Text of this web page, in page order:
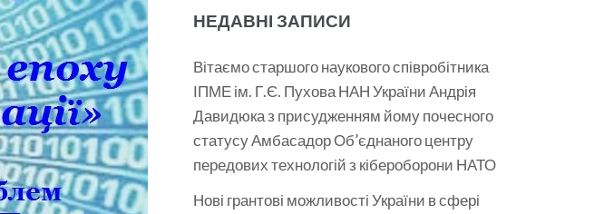
НЕДАВНІ ЗАПИСИ
Вітаємо старшого наукового співробітника
ІПМЕ ім. Г.Є. Пухова НАН України Андрія
Давидюка з присудженням йому почесного
статусу Амбасадор Об’єднаного центру
передових технологій з кібероборони НАТО
Нові грантові можливості України в сфері